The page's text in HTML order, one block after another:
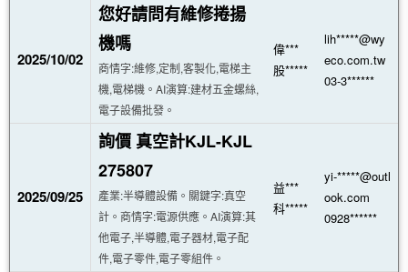
2025/10/02
您好請問有維修捲揚
機嗎
商情字:維修,定制,客製化,電梯主
機,電梯機。AI演算:建材五金螺絲,
電子設備批發。
偉***
股*****
lih*****@wy
eco.com.tw
03-3******
2025/09/25
詢價 真空計KJL-KJL
275807
產業:半導體設備。關鍵字:真空
計。商情字:電源供應。AI演算:其
他電子,半導體,電子器材,電子配
件,電子零件,電子零組件。
益***
科*****
yi-*****@outl
ook.com
0928******